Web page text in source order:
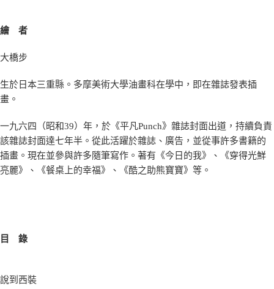
繪 者
大橋步
生於日本三重縣。多摩美術大學油畫科在學中，即在雜誌發表插
畫。
一九六四（昭和39）年，於《平凡Punch》雜誌封面出道，持續負責
該雜誌封面達七年半。從此活躍於雜誌、廣告，並從事許多書籍的
插畫。現在並參與許多隨筆寫作。著有《今日的我》、《穿得光鮮
亮麗》、《餐桌上的幸福》、《酷之助熊寶寶》等。
目 錄
說到西裝